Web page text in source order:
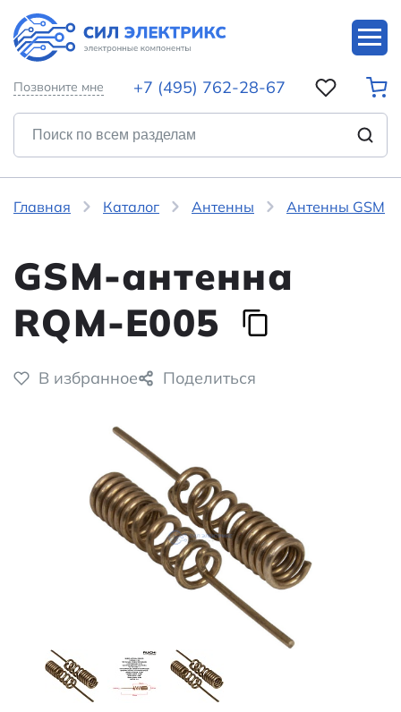
Позвоните мне +7 (495) 762-28-67
Главная Каталог Антенны Антенны GSM
GSM-антенна
RQM-E005
В избранное Поделиться